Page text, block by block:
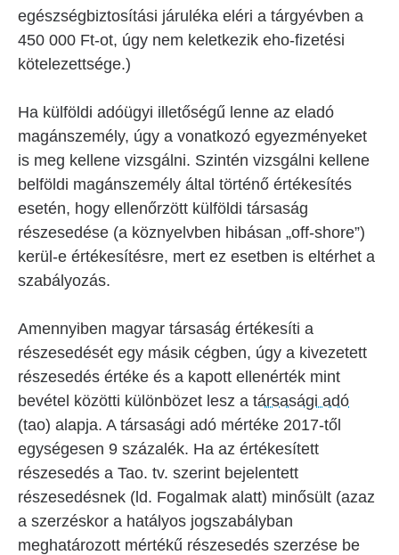
egészségbiztosítási járuléka eléri a tárgyévben a
450 000 Ft-ot, úgy nem keletkezik eho-fizetési
kötelezettsége.)
Ha külföldi adóügyi illetőségű lenne az eladó
magánszemély, úgy a vonatkozó egyezményeket
is meg kellene vizsgálni. Szintén vizsgálni kellene
belföldi magánszemély által történő értékesítés
esetén, hogy ellenőrzött külföldi társaság
részesedése (a köznyelvben hibásan „off-shore”)
kerül-e értékesítésre, mert ez esetben is eltérhet a
szabályozás.
Amennyiben magyar társaság értékesíti a
részesedését egy másik cégben, úgy a kivezetett
részesedés értéke és a kapott ellenérték mint
bevétel közötti különbözet lesz a társasági adó
(tao) alapja. A társasági adó mértéke 2017-től
egységesen 9 százalék. Ha az értékesített
részesedés a Tao. tv. szerint bejelentett
részesedésnek (ld. Fogalmak alatt) minősült (azaz
a szerzéskor a hatályos jogszabályban
meghatározott mértékű részesedés szerzése be